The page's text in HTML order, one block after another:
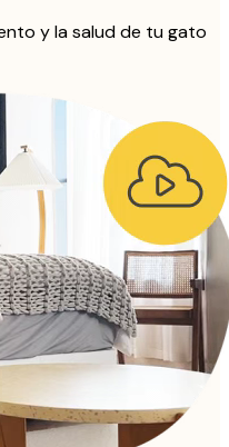
y la salud de tu gato